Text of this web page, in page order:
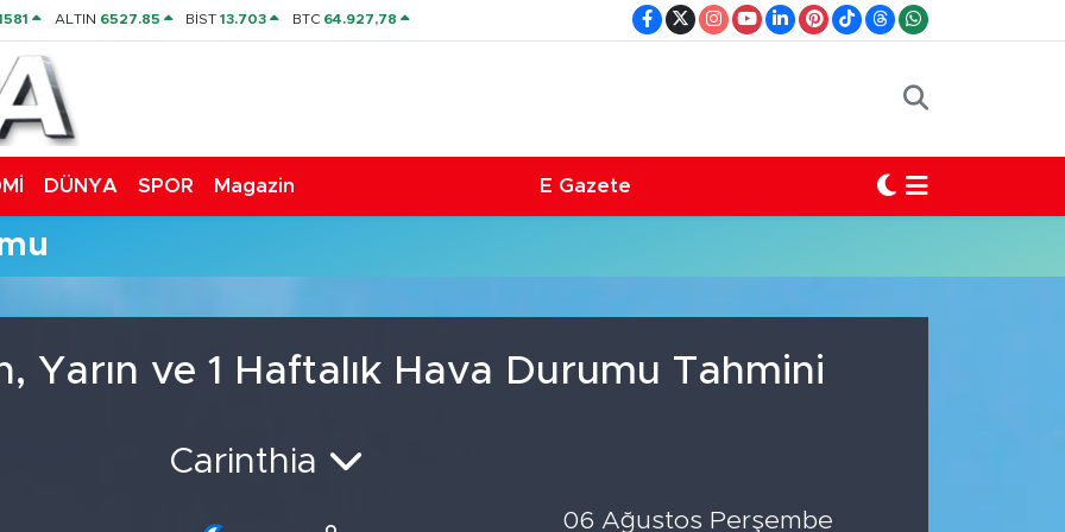
ALTIN 6527.85 BİST13.703 BTC 64.927,78
DÜNYA SPOR Magazin E Gazete
Yarın ve 1 Haftalık Hava Durumu Tahmini
Carinthia
06 Ağustos Perşembe